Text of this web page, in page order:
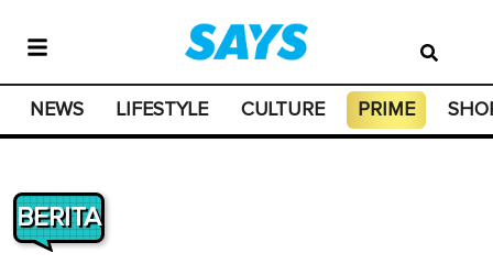
NEWS LIFESTYLE CULTURE PRIME
BERITA